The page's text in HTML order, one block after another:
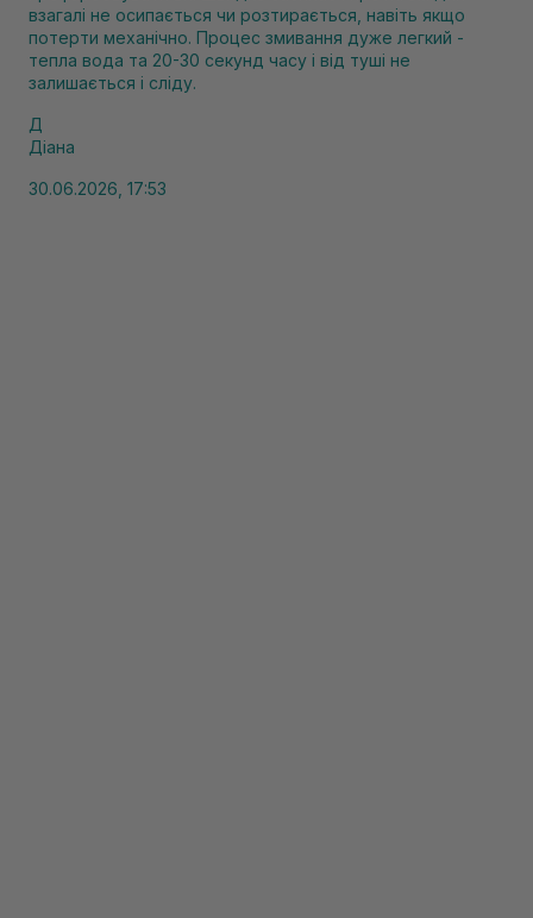
взагалі не осипається чи розтирається, навіть якщо
потерти механічно. Процес змивання дуже легкий -
тепла вода та 20-30 секунд часу і від туші не
залишається і сліду.
Д
Діана
30.06.2026, 17:53